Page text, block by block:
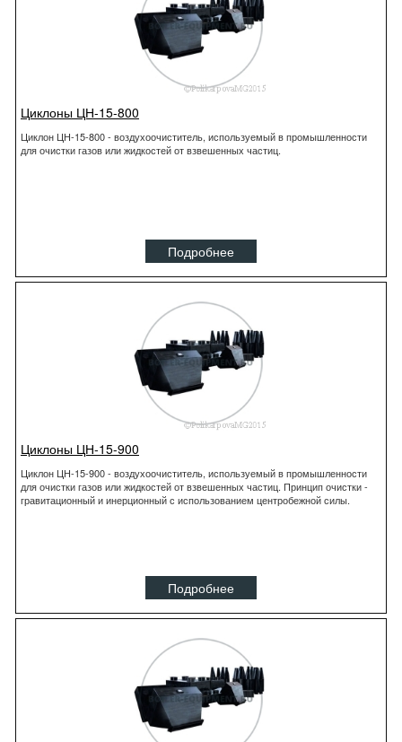
Циклоны ЦН-15-800
Циклон ЦН-15-800 - воздухоочиститель, используемый в промышленности
для очистки газов или жидкостей от взвешенных частиц.
Подробнее
Циклоны ЦН-15-900
Циклон ЦН-15-900 - воздухоочиститель, используемый в промышленности
для очистки газов или жидкостей от взвешенных частиц. Принцип очистки -
гравитационный и инерционный с использованием центробежной силы.
Подробнее